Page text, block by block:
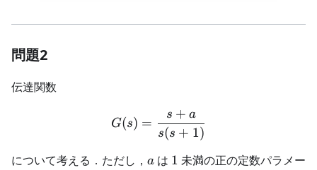
問題2
伝達関数
G(s) = \frac{s + a}{s(s +
G(s) =
s(s + 1)
s + a
について考える．ただし， a
a は 1
1 未満の正の定数パラメー